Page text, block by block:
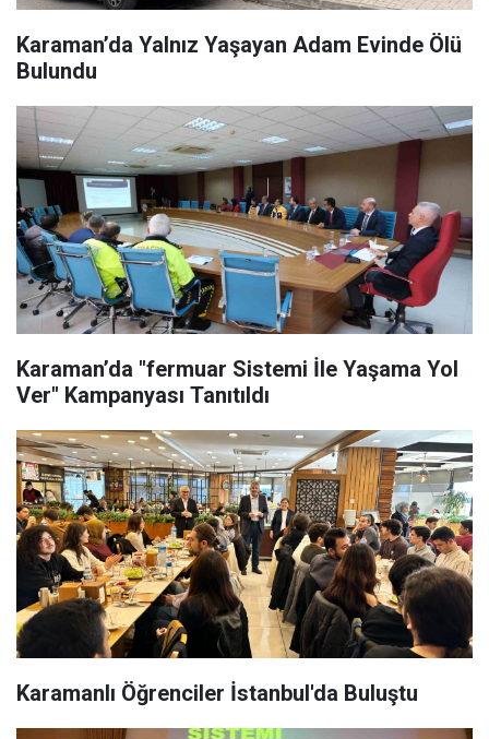
Karaman’da Yalnız Yaşayan Adam Evinde Ölü
Bulundu
Karaman’da "fermuar Sistemi İle Yaşama Yol
Ver" Kampanyası Tanıtıldı
Karamanlı Öğrenciler İstanbul'da Buluştu